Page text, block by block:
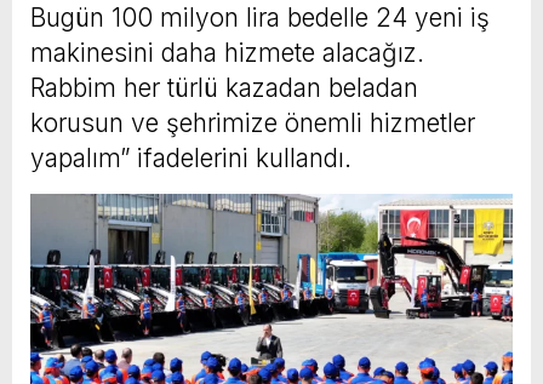
Bugün 100 milyon lira bedelle 24 yeni iş
makinesini daha hizmete alacağız.
Rabbim her türlü kazadan beladan
korusun ve şehrimize önemli hizmetler
yapalım” ifadelerini kullandı.